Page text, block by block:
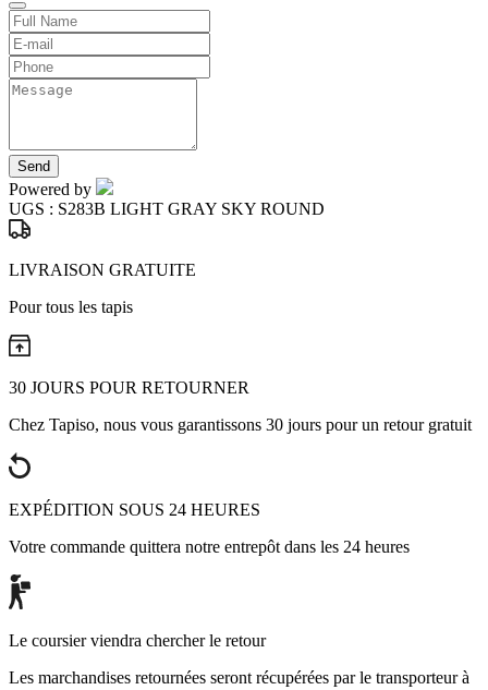
Send
Powered by
UGS : S283B LIGHT GRAY SKY ROUND
LIVRAISON GRATUITE
Pour tous les tapis
30 JOURS POUR RETOURNER
Chez Tapiso, nous vous garantissons 30 jours pour un retour gratuit
EXPÉDITION SOUS 24 HEURES
Votre commande quittera notre entrepôt dans les 24 heures
Le coursier viendra chercher le retour
Les marchandises retournées seront récupérées par le transporteur à